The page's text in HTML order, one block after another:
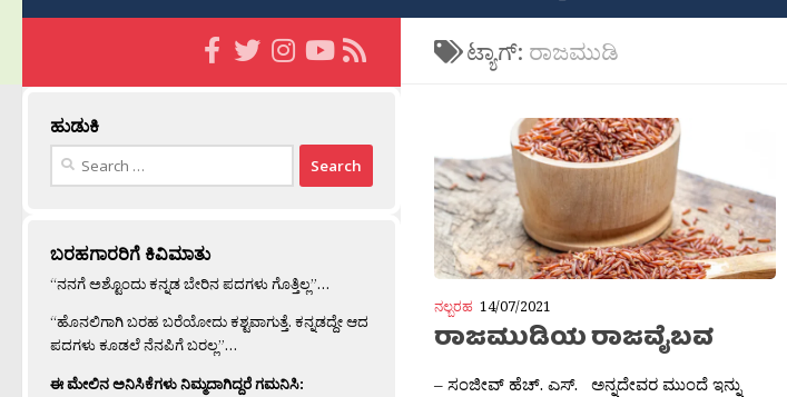
ಟ್ಯಾಗ್: ರಾಜಮುಡಿ
ನಲ್ಬರಹ 14/07/2021
ರಾಜಮುಡಿಯ ರಾಜವೈಬವ
– ಸಂಜೀವ್ ಹೆಚ್. ಎಸ್. ಅನ್ನದೇವರ ಮುಂದೆ ಇನ್ನು
ಹುಡುಕಿ
Search
ಬರಹಗಾರರಿಗೆ ಕಿವಿಮಾತು
“ನನಗೆ ಅಶ್ಟೊಂದು ಕನ್ನಡ ಬೇರಿನ ಪದಗಳು ಗೊತ್ತಿಲ್ಲ”…
“ಹೊನಲಿಗಾಗಿ ಬರಹ ಬರೆಯೋದು ಕಶ್ಟವಾಗುತ್ತೆ. ಕನ್ನಡದ್ದೇ ಆದ
ಪದಗಳು ಕೂಡಲೆ ನೆನಪಿಗೆ ಬರಲ್ಲ”…
ಈ ಮೇಲಿನ ಅನಿಸಿಕೆಗಳು ನಿಮ್ಮದಾಗಿದ್ದರೆ ಗಮನಿಸಿ: